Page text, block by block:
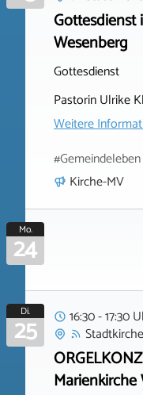
Gottesdienst
Wesenberg
Gottesdienst
Pastorin Ulrike
Weitere
Kirche-MV
Mo.
24
Di.
25
16:30 - 17:30
Stadtkirche